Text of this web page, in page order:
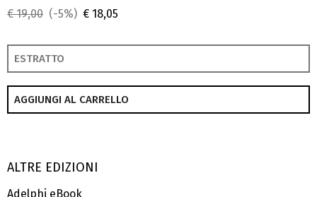
€ 19,00 (-5%) € 18,05
ESTRATTO
AGGIUNGI AL CARRELLO
ALTRE EDIZIONI
Adelphi eBook